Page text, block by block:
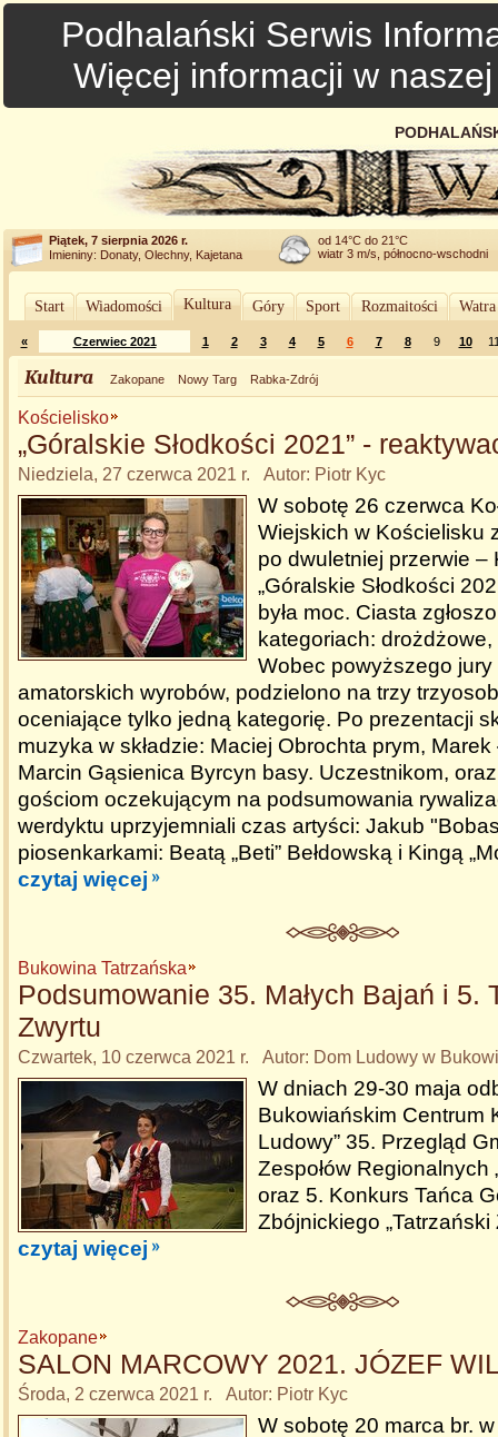
Podhalański Serwis
Więcej informacji w
Piątek, 7 sierpnia 2026 r.
Imieniny: Donaty, Olechny, Kajetana
od 14°C do 21°C
wiatr 3 m/s, północno-wschodni
Start Wiadomości Kultura Góry Sport Rozmaitości
« Czerwiec 2021 1 2 3 4 5 6 7 8 9 10
Kultura Zakopane Nowy Targ Rabka-Zdrój
Kościelisko
„Góralskie Słodkości 2021” -
Niedziela, 27 czerwca 2021 r. Autor: Piotr Kyc
W sobotę 26 czerwca
Wiejskich w Kościelisku
po dwuletniej przerwie –
„Góralskie Słodkości
była moc. Ciasta
kategoriach:
Wobec powyższego
amatorskich wyrobów, podzielono na trzy
oceniające tylko jedną kategorię. Po prezentacji
muzyka w składzie: Maciej Obrochta prym,
Marcin Gąsienica Byrcyn basy. Uczestnikom,
gościom oczekującym na podsumowania
werdyktu uprzyjemniali czas artyści: Jakub
piosenkarkami: Beatą „Beti” Bełdowską i Kingą
czytaj więcej
Bukowina Tatrzańska
Podsumowanie 35. Małych Bajań i 5.
Zwyrtu
Czwartek, 10 czerwca 2021 r. Autor: Dom Ludowy w
W dniach 29-30 maja
Bukowiańskim Centrum
Ludowy” 35. Przegląd
Zespołów Regionalnych
oraz 5. Konkurs Tańca
Zbójnickiego „Tatrzański
czytaj więcej
Zakopane
SALON MARCOWY 2021. JÓZEF
Środa, 2 czerwca 2021 r. Autor: Piotr Kyc
W sobotę 20 marca br.